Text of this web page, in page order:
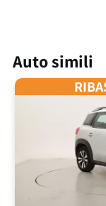
Auto simili